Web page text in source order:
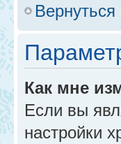
Вернуться
Как мне
Если вы
настройки